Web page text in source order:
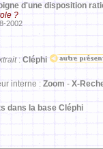
d'une disposition
?
2002
: Cléphi
interne : Zoom - X-
dans la base Cléphi